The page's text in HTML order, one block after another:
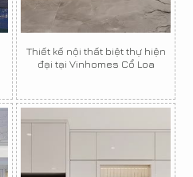
Thiết kế nội thất biệt thự hiện
đại tại Vinhomes Cổ Loa